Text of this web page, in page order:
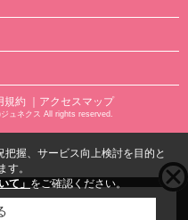
規約 ｜アクセスマップ
ュネクス All rights reserved.
お勧めな物件
握、サービス向上検討を目的と
す。
て」 をご確認ください。